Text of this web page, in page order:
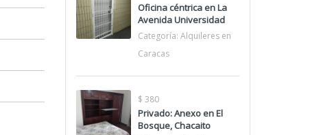
Oficina céntrica en La
Avenida Universidad
Categoría: Alquileres en
Caracas
$ 380
Privado: Anexo en El
Bosque, Chacaito